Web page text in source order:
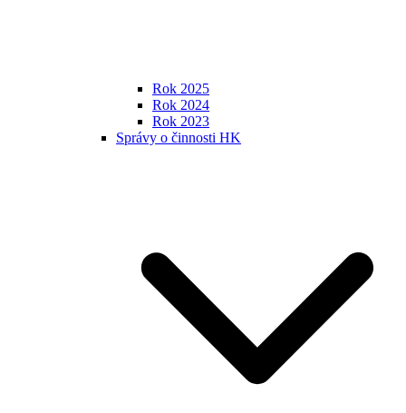
Rok 2025
Rok 2024
Rok 2023
Správy o činnosti HK